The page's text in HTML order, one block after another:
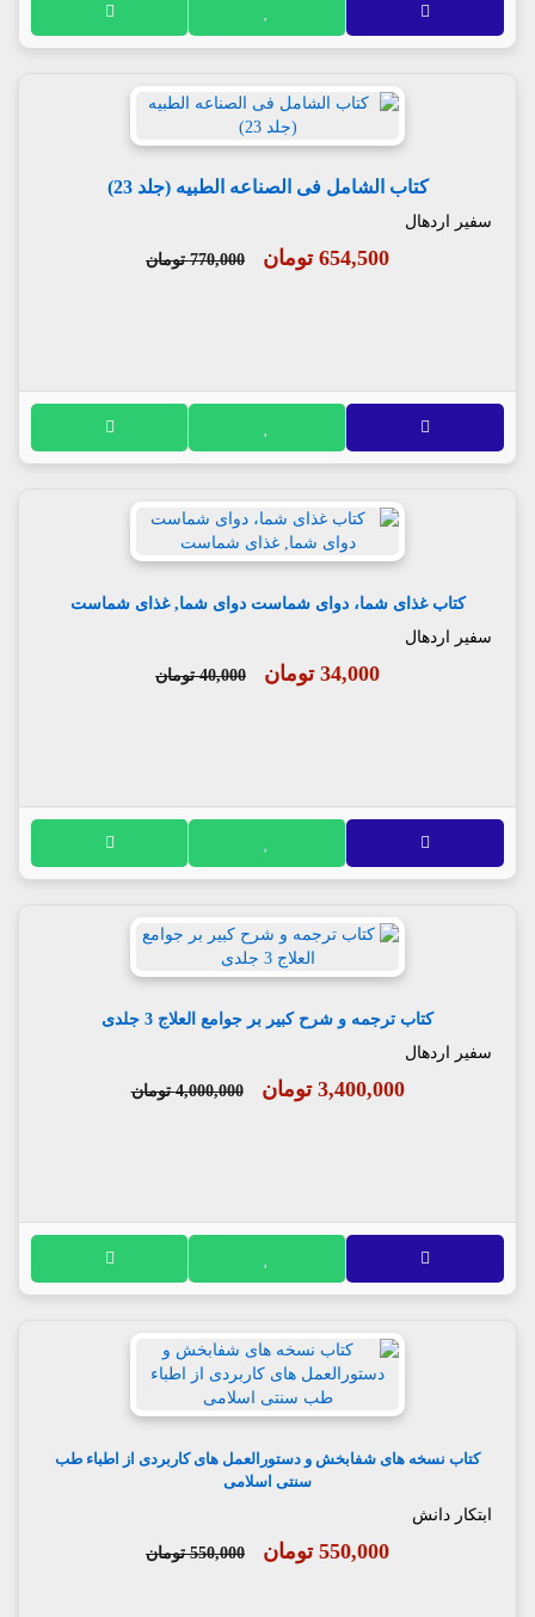
کتاب الشامل فی الصناعه الطبیه (جلد 23)
سفیر اردهال
654,500 تومان 770,000 تومان
کتاب غذای شما، دوای شماست دوای شما, غذای شماست
سفیر اردهال
34,000 تومان 40,000 تومان
کتاب ترجمه و شرح کبیر بر جوامع العلاج 3 جلدی
سفیر اردهال
3,400,000 تومان 4,000,000 تومان
کتاب نسخه های شفابخش و دستورالعمل های کاربردی از اطباء طب
سنتی اسلامی
ابتکار دانش
550,000 تومان 550,000 تومان